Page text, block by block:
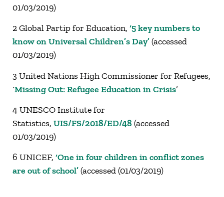
01/03/2019)
2 Global Partip for Education, ‘5 key numbers to
know on Universal Children’s Day’(accessed
01/03/2019)
3 United Nations High Commissioner for Refugees,
‘Missing Out: Refugee Education in Crisis’
4 UNESCO Institute for
Statistics, UIS/FS/2018/ED/48 (accessed
01/03/2019)
6 UNICEF, ‘One in four children in conflict zones
are out of school’(accessed (01/03/2019)